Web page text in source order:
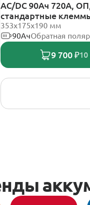
AC/DC 90Ач 720А,
стандартные
353х175х190 мм
90АчОбратная
9 700 ₽10